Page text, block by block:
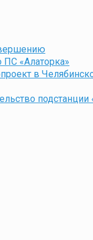
«Алаторка»
в
подстанции